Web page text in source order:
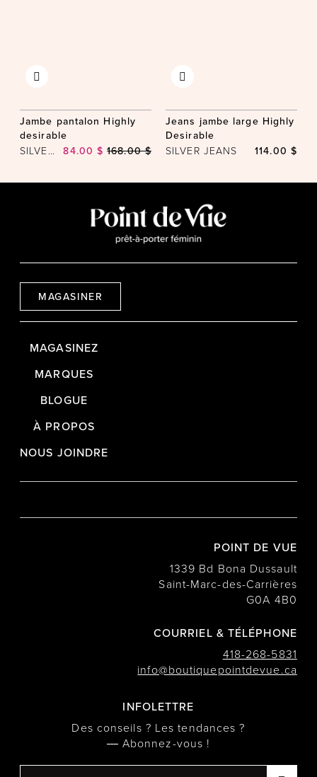
Jambe pantalon Highly
desirable
SILVER JEANS 84.00 $ 168.00 $
Jeans jambe large Highly
Desirable
SILVER JEANS 114.00 $
MAGASINER
MAGASINEZ
MARQUES
BLOGUE
À PROPOS
NOUS JOINDRE
POINT DE VUE
1339 Bd Bona Dussault
Saint-Marc-des-Carrières
G0A 4B0
COURRIEL & TÉLÉPHONE
418-268-5831
info@boutiquepointdevue.ca
INFOLETTRE
Des conseils ? Les tendances ?
― Abonnez-vous !